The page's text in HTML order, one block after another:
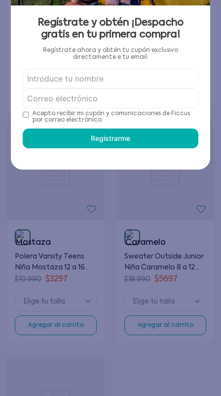
Polera Franjas Nordic
Teens Niña Verde 12 a 16
$ 5097
Polera Nordic Teens
Niña Marrón 12 a 16 años
990 3897
Polera Varsity Teens
Niña Mostaza 12 a 16
años
$10.990 $3297
Elige tu talla
Agregar al carrito
Sweater Outside Junior
Niña Caramelo 8 a 12
años
$18.990 $5697
Elige tu talla
Agregar al carrito
Regístrate y obtén ¡Despacho
gratis en tu primera compra!
Regístrate ahora y obtén tu cupón exclusivo
directamente e tu email:
Acepto recibir mi cupón y comunicaciones de Ficcus
por correo electrónico.
Registrarme